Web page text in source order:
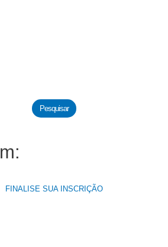
Pesquisar
FINALISE SUA INSCRIÇÃO